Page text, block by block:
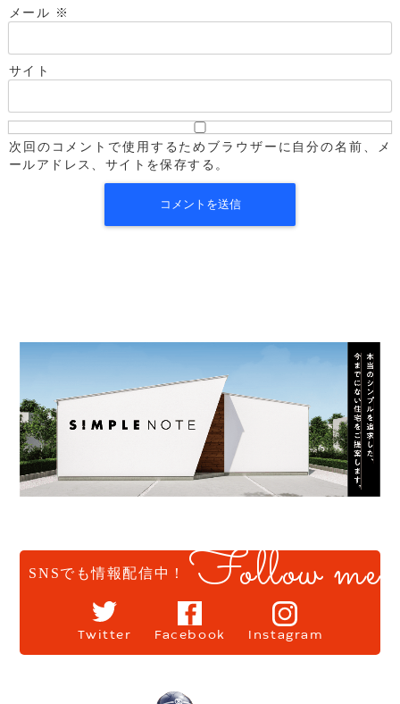
メール ※
サイト
次回のコメントで使用するためブラウザーに自分の名前、メ
ールアドレス、サイトを保存する。
SNSでも情報配信中！ Follow me
Twitter Facebook Instagram